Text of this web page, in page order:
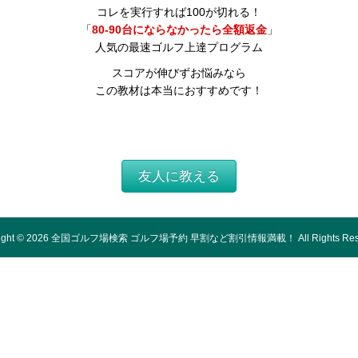
コレを実行すれば100が切れる！
「80-90台にならなかったら全額返金」
人気の最速ゴルフ上達プログラム
スコアが伸びずお悩みなら
この教材は本当におすすめです！
友人に教える
© 2026 全国ゴルフ場検索 ゴルフ場予約 早割など割引情報満載！ All Rights